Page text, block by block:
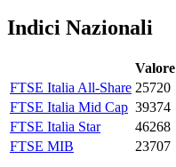
Indici Nazionali
Valore
FTSE Italia All-Share 25720
FTSE Italia Mid Cap 39374
FTSE Italia Star
46268
FTSE MIB
23707